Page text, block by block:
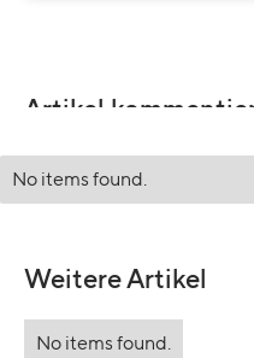
Artikel
No items found.
Weitere Artikel
No items found.